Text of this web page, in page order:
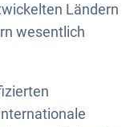
Ländern
wesentlich